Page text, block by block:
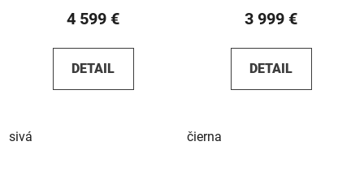
4 599 €
DETAIL
sivá
3 999 €
DETAIL
čierna